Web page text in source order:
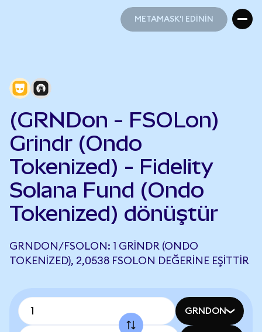
METAMASK'I EDİNİN
(GRNDon - FSOLon)
Grindr (Ondo
Tokenized) - Fidelity
Solana Fund (Ondo
Tokenized) dönüştür
GRNDON/FSOLON: 1 GRINDR (ONDO
TOKENIZED), 2,0538 FSOLON DEĞERINE EŞITTIR
GRNDON